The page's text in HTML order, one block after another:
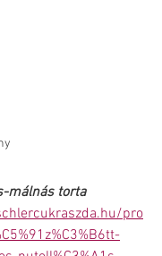
málnás torta
pro